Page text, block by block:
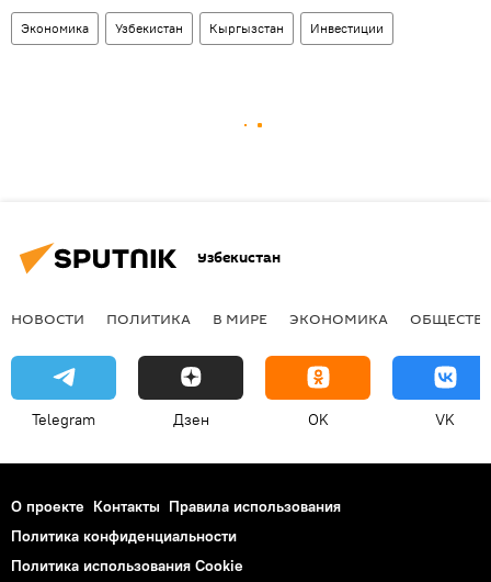
Экономика Узбекистан Кыргызстан Инвестиции
Узбекистан
НОВОСТИ ПОЛИТИКА В МИРЕ ЭКОНОМИКА
Telegram Дзен OK VK
О проекте Контакты Правила использования
Политика конфиденциальности
Политика использования Cookie